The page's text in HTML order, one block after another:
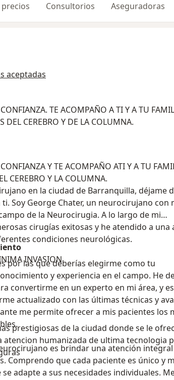
Consultorios Aseguradoras
aceptadas
TE ACOMPAÑO A TI Y A TU
DEL CEREBRO Y DE LA COLUMNA.
ATI Y A TU FAMILIA A
CEREBRO Y LA COLUMNA.
en la ciudad de Barranquilla, déjame
Soy George Chater, un neurocirujano con
de la Neurocirugia. A lo largo de mi
cirugías exitosas y he atendido a una
condiciones neurológicas.
por las que deberías elegirme como tu
y experiencia en el campo. He
convertirme en un experto en mi área, y
actualizado con las últimas técnicas y
me permite ofrecer a mis pacientes los
es brindar una atención
Comprendo que cada paciente es único y
adapte a sus necesidades individuales.
INVASION
prestigiosas de la ciudad donde se le
atencion humanizada de ultima tecnologia